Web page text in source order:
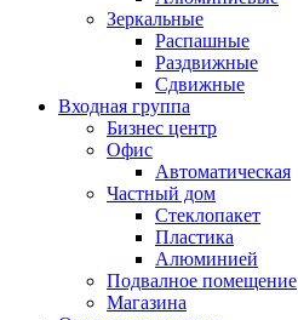
Зеркальные
Распашные
Раздвижные
Сдвижные
Входная группа
Бизнес центр
Офис
Автоматическая
Частный дом
Стеклопакет
Пластика
Алюминией
Подвалное помещение
Магазина